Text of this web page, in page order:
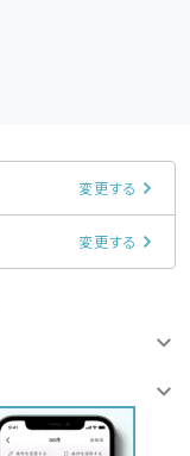
変更する
変更する